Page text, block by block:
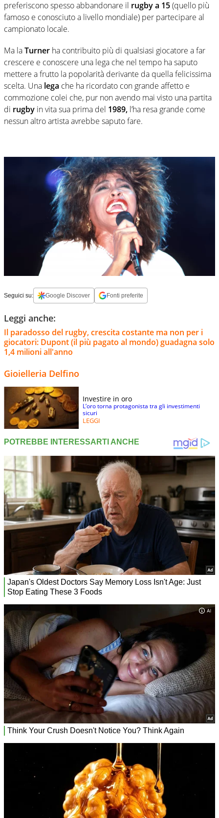
preferiscono spesso abbandonare il rugby a 15(quello più
famoso e conosciuto a livello mondiale) per partecipare al
campionato locale.
Ma laTurner ha contribuito più di qualsiasi giocatore a far
crescere e conoscere una lega che nel tempo ha saputo
mettere a frutto la popolarità derivante da quella felicissima
scelta. Una lega che ha ricordato con grande affetto e
commozione colei che, pur non avendo mai visto una partita
di rugby in vita sua prima del 1989, l’ha resa grande come
nessun altro artista avrebbe saputo fare.
Seguici su: Google Discover Fonti preferite
Leggi anche:
Il paradosso del rugby, crescita costante ma non per i
giocatori: Dupont (il più pagato al mondo) guadagna solo
1,4 milioni all'anno
Gioielleria Delfino
Investire in oro
L’oro torna protagonista tra gli investimenti
sicuri
LEGGI